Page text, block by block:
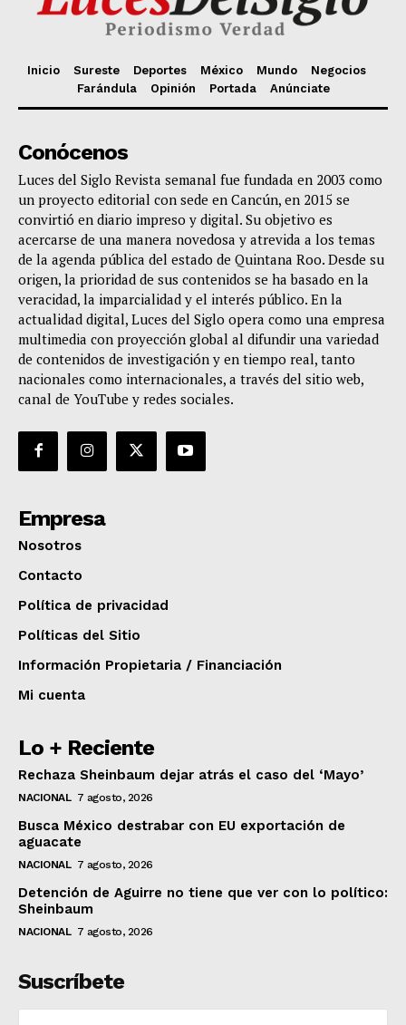
Inicio Sureste Deportes México Mundo
Negocios
Farándula
Opinión Portada Anúnciate
Conócenos
Luces del Siglo Revista semanal fue fundada en 2003 como
un proyecto editorial con sede en Cancún, en 2015 se
convirtió en diario impreso y digital. Su objetivo es
acercarse de una manera novedosa y atrevida a los temas
de la agenda pública del estado de Quintana Roo. Desde su
origen, la prioridad de sus contenidos se ha basado en la
veracidad, la imparcialidad y el interés público. En la
actualidad digital, Luces del Siglo opera como una empresa
multimedia con proyección global al difundir una variedad
de contenidos de investigación y en tiempo real, tanto
nacionales como internacionales, a través del sitio web,
canal de YouTube y redes sociales.
Empresa
Nosotros
Contacto
Política de privacidad
Políticas del Sitio
Información Propietaria / Financiación
Mi cuenta
Lo + Reciente
Rechaza Sheinbaum dejar atrás el caso del ‘Mayo’
NACIONAL 7 agosto, 2026
Busca México destrabar con EU exportación de
aguacate
NACIONAL 7 agosto, 2026
Detención de Aguirre no tiene que ver con lo político:
Sheinbaum
NACIONAL 7 agosto, 2026
Suscríbete